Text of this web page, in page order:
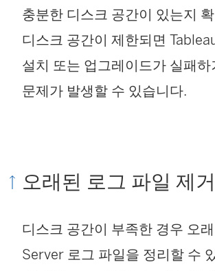
충분한 디스크 공간이 있는지
디스크 공간이 제한되면
설치 또는 업그레이드가 실패하
문제가 발생할 수 있습니다.
오래된 로그 파일 제거
디스크 공간이 부족한 경우 오
Server 로그 파일을 정리할 수